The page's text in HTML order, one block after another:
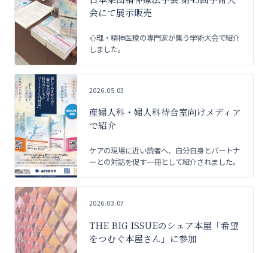
会にて展示販売
心理・精神医療の専門家が集う学術大会で紹介
しました。
2026.05.03
産婦人科・婦人科待合室向けメディア
で紹介
ケアの現場に近い読者へ、自分自身とパートナ
ーとの対話を促す一冊として紹介されました。
2026.03.07
THE BIG ISSUEのシェア本屋「希望
をつむぐ本屋さん」に参加